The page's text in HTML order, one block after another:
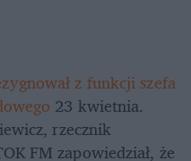
z funkcji szefa
23 kwietnia.
rzecznik